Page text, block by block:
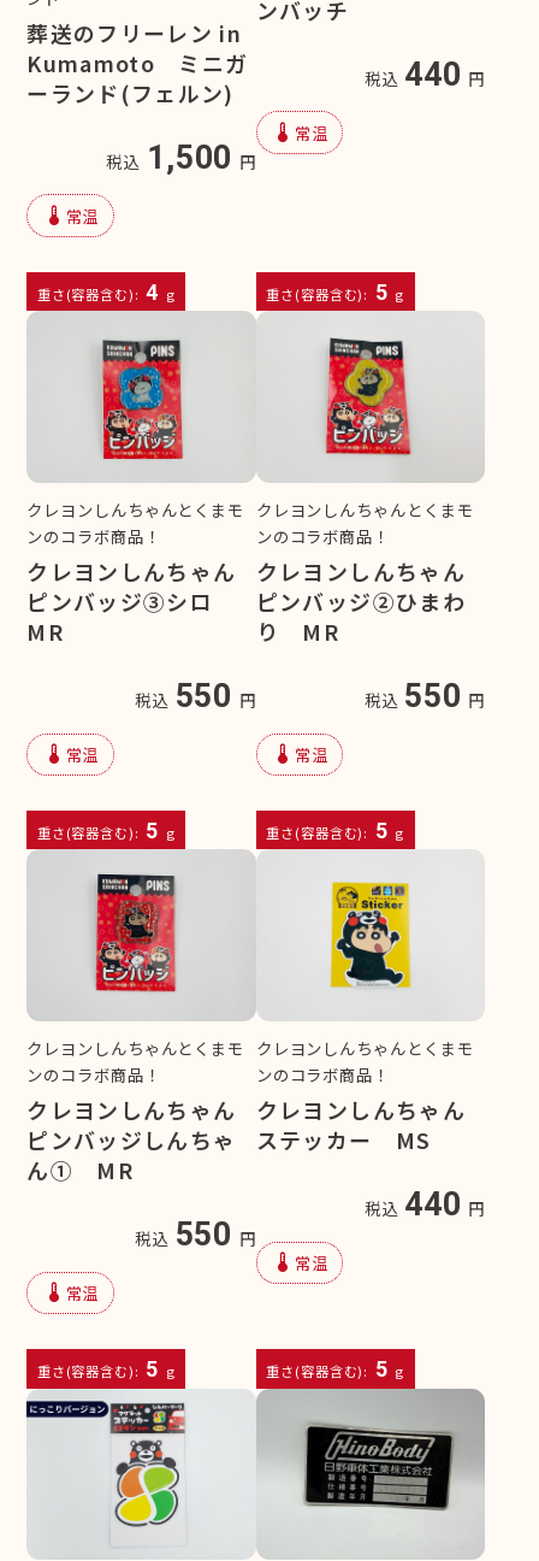
葬送のフリーレン in
Kumamoto ミニガ
ーランド(フェルン)
税込 1,500 円
device_thermostat 常温
重さ(容器含む): 4 g
ンバッチ
税込 440 円
device_thermostat 常温
重さ(容器含む): 5 g
クレヨンしんちゃんとくまモ
ンのコラボ商品！
クレヨンしんちゃん
ピンバッジ③シロ
MR
税込 550 円
device_thermostat 常温
重さ(容器含む): 5 g
クレヨンしんちゃんとくまモ
ンのコラボ商品！
クレヨンしんちゃん
ピンバッジ②ひまわ
り MR
税込 550 円
device_thermostat 常温
重さ(容器含む): 5 g
クレヨンしんちゃんとくまモ
ンのコラボ商品！
クレヨンしんちゃん
ピンバッジしんちゃ
ん① MR
税込 550 円
device_thermostat 常温
重さ(容器含む): 5 g
クレヨンしんちゃんとくまモ
ンのコラボ商品！
クレヨンしんちゃん
ステッカー MS
税込 440 円
device_thermostat 常温
重さ(容器含む): 5 g